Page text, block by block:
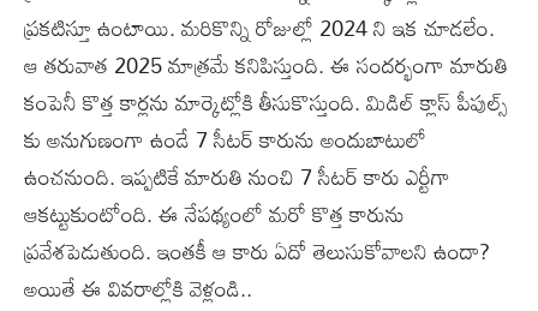
ప్రకటిస్తూ ఉంటాయి. మరికొన్ని రోజుల్లో 2024 ని ఇక చూడలేం.
ఆ తరువాత 2025 మాత్రమే కనిపిస్తుంది. ఈ సందర్భంగా మారుతి
కంపెనీ కొత్త కార్లను మార్కెట్లోకి తీసుకొస్తుంది. మిడిల్ క్లాస్ పీపుల్స్
కు అనుగుణంగా ఉండే 7 సీటర్ కారును అందుబాటులో
ఉంచనుంది. ఇప్పటికే మారుతి నుంచి 7 సీటర్ కారు ఎర్టీగా
ఆకట్టుకుంటోంది. ఈ నేపథ్యంలో మరో కొత్త కారును
ప్రవేశపెడుతుంది. ఇంతకీ ఆ కారు ఏదో తెలుసుకోవాలని ఉందా?
అయితే ఈ వివరాల్లోకి వెళ్లండి..